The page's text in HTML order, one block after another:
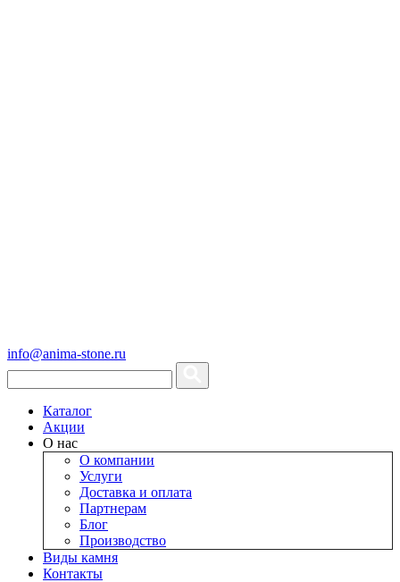
info@anima-stone.ru
Каталог
Акции
О нас
О компании
Услуги
Доставка и оплата
Партнерам
Блог
Производство
Виды камня
Контакты